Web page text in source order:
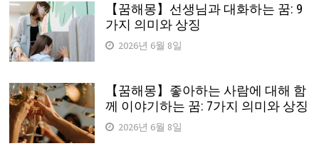
【꿈해몽】선생님과 대화하는 꿈: 9
가지 의미와 상징
2026년 6월 8일
【꿈해몽】좋아하는 사람에 대해 함
께 이야기하는 꿈: 7가지 의미와 상징
2026년 6월 8일